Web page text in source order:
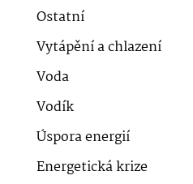
Ostatní
Vytápění a chlazení
Voda
Vodík
Úspora energií
Energetická krize